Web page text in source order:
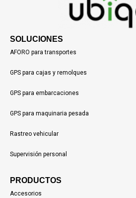
SOLUCIONES
AFORO para transportes
GPS para cajas y remolques
GPS para embarcaciones
GPS para maquinaria pesada
Rastreo vehicular
Supervisión personal
PRODUCTOS
Accesorios